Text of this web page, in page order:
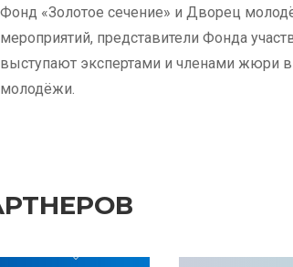
Фонд «Золотое сечение» и Дворец
мероприятий, представители Фонда
выступают экспертами и членами жюри
молодёжи.